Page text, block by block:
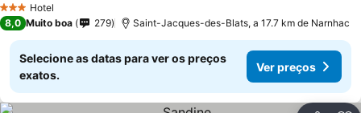
3 EstrelasHotel
8,0 Muito boa 279 Saint-Jacques-des-Blats, a 17.7 km de Narnhac
Selecione as datas para ver os preços
exatos.
Ver preços